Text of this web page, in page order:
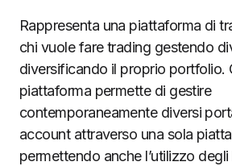
Rappresenta una piattaforma di
chi vuole fare trading gestendo
diversificando il proprio portfolio.
piattaforma permette di gestire
contemporaneamente diversi
account attraverso una sola
permettendo anche l’utilizzo